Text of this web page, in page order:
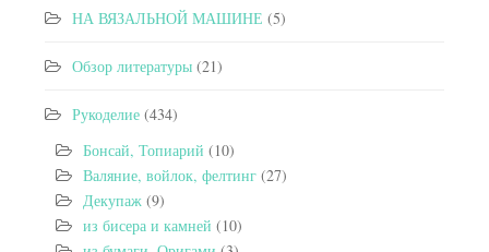
НА ВЯЗАЛЬНОЙ МАШИНЕ (5)
Обзор литературы (21)
Рукоделие (434)
Бонсай, Топиарий (10)
Валяние, войлок, фелтинг (27)
Декупаж (9)
из бисера и камней (10)